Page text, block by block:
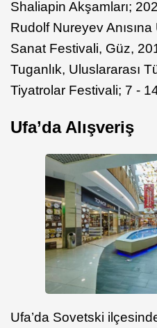
Shaliapin Akşamları;
Rudolf Nureyev
Sanat Festivali, Güz,
Tuganlık, Uluslararası
Tiyatrolar Festivali; 7 -
Ufa’da Alışveriş
Ufa’da Sovetski